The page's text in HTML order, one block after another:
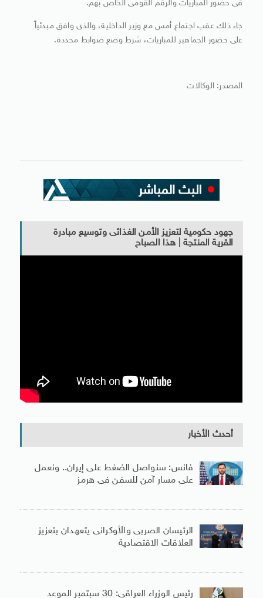
فى حضور المباريات والرقم القومى الخاص بهم.
جاء ذلك عقب اجتماع أمس مع وزير الداخلية، والذى وافق مبدئياً
على حضور الجماهير للمباريات، شرط وضع ضوابط محددة.
المصدر: الوكالات
جهود حكومية لتعزيز الأمن الغذائى وتوسيع مبادرة
القرية المنتجة | هذا الصباح
أحدث الأخبار
فانس: سنواصل الضغط على إيران.. ونعمل
على مسار آمن للسفن فى هرمز
الرئيسان الصربى والأوكرانى يتعهدان بتعزيز
العلاقات الاقتصادية
رئيس الوزراء العراقى: 30 سبتمبر الموعد